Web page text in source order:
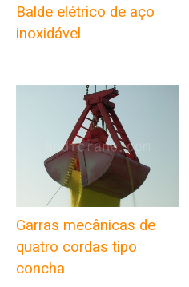
Balde elétrico de aço
inoxidável
Garras mecânicas de
quatro cordas tipo
concha